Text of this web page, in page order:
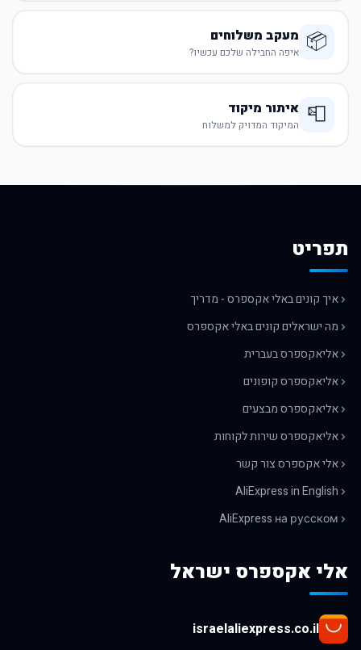
📦 מעקב משלוחים
איפה החבילה שלכם עכשיו?
📮 איתור מיקוד
המיקוד המדויק למשלוח
תפריט
איך קונים באלי אקספרס - מדריך
מה ישראלים קונים באלי אקספרס
אליאקספרס בעברית
אליאקספרס קופונים
אליאקספרס מבצעים
אליאקספרס שירות לקוחות
אלי אקספרס צור קשר
AliExpress in English
AliExpress на русском
אלי אקספרס ישראל
israelaliexpress.co.il